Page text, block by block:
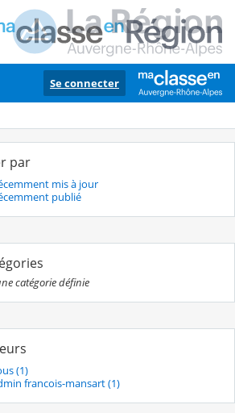
Se connecter
par
mis à jour
publié
catégorie définie
(1)
francois-mansart (1)